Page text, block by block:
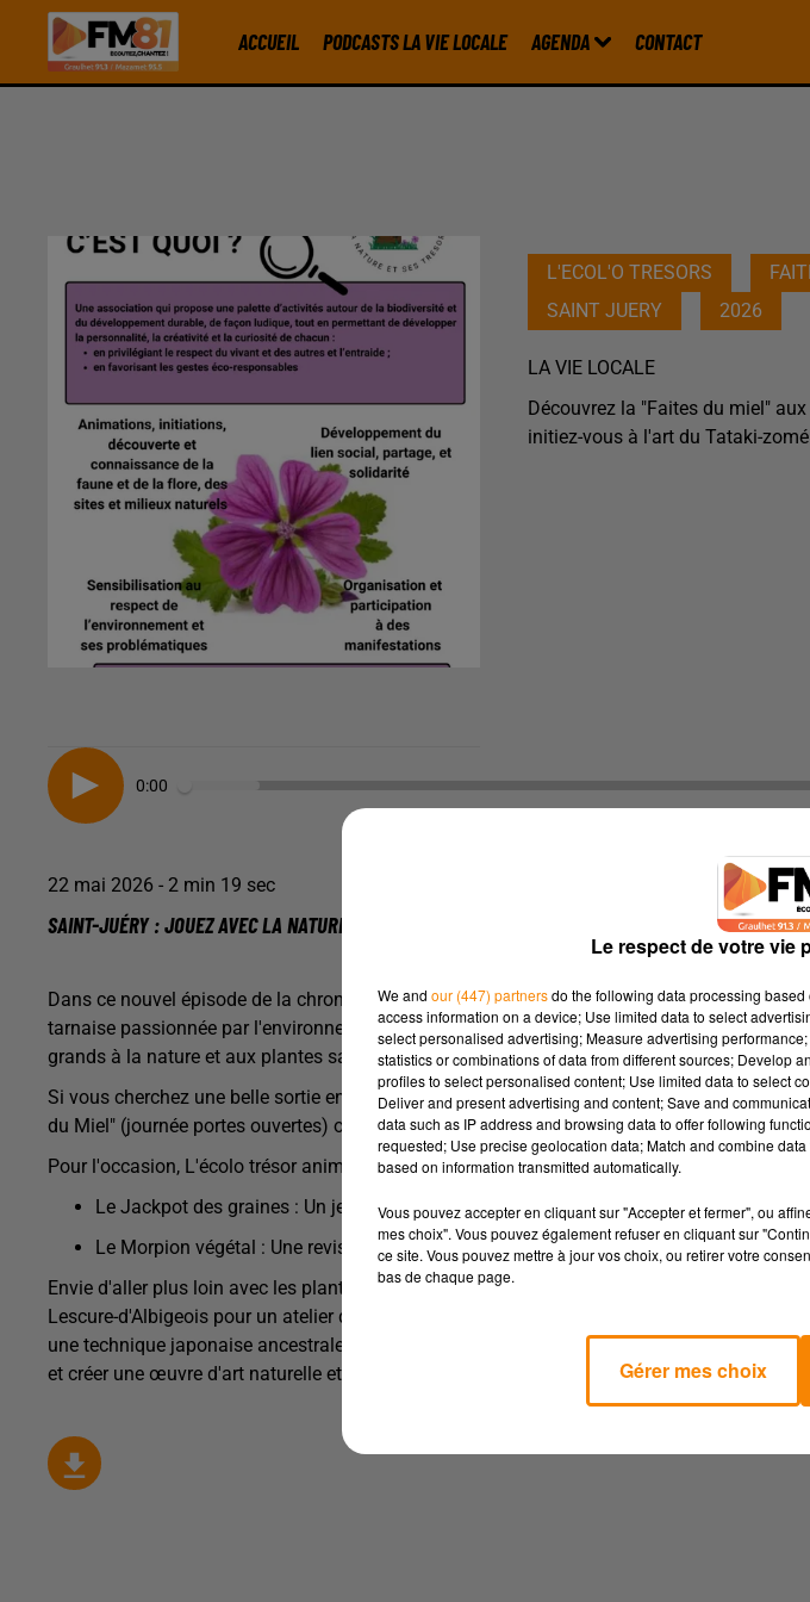
ACCUEIL PODCASTS LA VIE LOCALE AGENDA CONTACT
L'ECOL'O TRESORS
SAINT JUERY
2026
LA VIE LOCALE
Découvrez la "Faites du miel"
initiez-vous à l'art du Tataki-zomé
0:00
22 mai 2026 - 2 min 19 sec
SAINT-JUÉRY : JOUEZ AVEC LA NATURE GRÂCE À L'ASSOCIATION L'ÉCOLO TRÉSOR
Dans ce nouvel épisode de la chronique "Vie locale du Tarn", nous partons à la découverte
tarnaise passionnée par l'environnement. Sa fondatrice, Sandrine Barozzo, nous explique
grands à la nature et aux plantes sauvages à travers des ateliers ludiques.
Si vous cherchez une belle sortie en famille, l'association vous donne rendez-vous le 30
du Miel" (journée portes ouvertes) organisée aux Établissements Remuaux, à la sortie de
Pour l'occasion, L'écolo trésor animera un stand entièrement dédié aux graines et à leur
Le Jackpot des graines : Un jeu de hasard amusant où il faudra piocher et aligner
Le Morpion végétal : Une revisite nature du célèbre jeu de réflexion !
Envie d'aller plus loin avec les plantes ? L'association sera également présente le week-end
Lescure-d'Albigeois pour un atelier d'empreinte végétale (actuellement complet). Vous
une technique japonaise ancestrale qui consiste à marteler des fleurs et des feuilles sur du
et créer une œuvre d'art naturelle et unique !
Le respect de votre vie
We and our (447) partnersdo the following data processing
access information on a device; Use limited data to select
select personalised advertising; Measure advertising
statistics or combinations of data from different sources; Develop
profiles to select personalised content; Use limited data to select
Deliver and present advertising and content; Save and
data such as IP address and browsing data to offer following
requested; Use precise geolocation data; Match and combine
based on information transmitted automatically.
Vous pouvez accepter en cliquant sur "Accepter et fermer", ou
mes choix". Vous pouvez également refuser en cliquant sur
ce site. Vous pouvez mettre à jour vos choix, ou retirer votre
bas de chaque page.
Gérer mes choix